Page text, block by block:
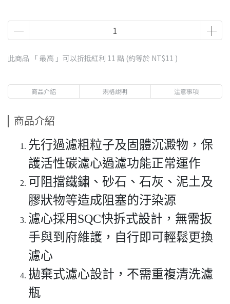
此商品 「 最高 」可以折抵紅利 11 點 (約等於 NT$11 )
商品介紹 規格說明 注意事項
商品介紹
先行過濾粗粒子及固體沉澱物，保
護活性碳濾心過濾功能正常運作
可阻擋鐵鏽、砂石、石灰、泥土及
膠狀物等造成阻塞的汙染源
濾心採用SQC快拆式設計，無需扳
手與到府維護，自行即可輕鬆更換
濾心
拋棄式濾心設計，不需重複清洗濾
瓶